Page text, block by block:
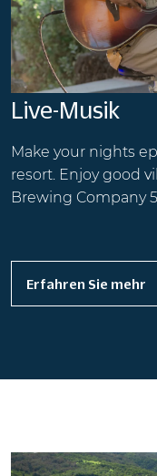
Live-Musik
Make your nights
resort. Enjoy good
Brewing Company
Erfahren Sie mehr